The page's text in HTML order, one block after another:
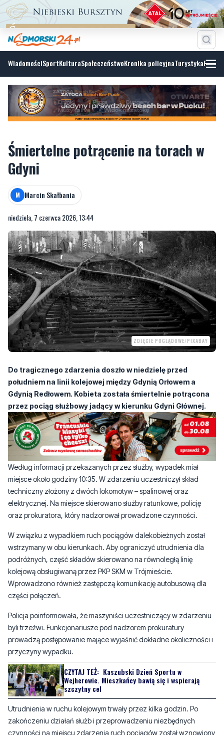
WiadomościSportKulturaSpołeczeństwoKronika policyjnaTurystyka
Śmiertelne potrącenie na torach w
M Marcin Skałbania
ZDJĘCIE POGLĄDOWE/PIXABAY
Do tragicznego zdarzenia doszło w niedzielę przed
południem na linii kolejowej między Gdynią Orłowem a
przez pociąg służbowy jadący w kierunku Gdyni Głównej.
Według informacji przekazanych przez służby, wypadek miał
miejsce około godziny 10:35. W zdarzeniu uczestniczył skład
techniczny złożony z dwóch lokomotyw – spalinowej oraz
elektrycznej. Na miejsce skierowano służby ratunkowe, policję
oraz prokuratora, który nadzorował prowadzone czynności.
W związku z wypadkiem ruch pociągów dalekobieżnych został
wstrzymany w obu kierunkach. Aby ograniczyć utrudnienia dla
kolejową obsługiwaną przez PKP SKM w Trójmieście.
Wprowadzono również zastępczą komunikację autobusową dla
części połączeń.
Policja poinformowała, że maszyniści uczestniczący w zdarzeniu
byli trzeźwi. Funkcjonariusze pod nadzorem prokuratury
przyczyny wypadku.
CZYTAJ TEŻ:
Kaszubski Dzień Sportu w
Wejherowie. Mieszkańcy bawią się i wspierają
szczytny cel
Utrudnienia w ruchu kolejowym trwały przez kilka godzin. Po
zakończeniu działań służb i przeprowadzeniu niezbędnych
czynności na miejscu zdarzenia ruch pociągów został wznowiony
około godziny 13:09.
Podróżni korzystający z połączeń kolejowych w Trójmieście byli